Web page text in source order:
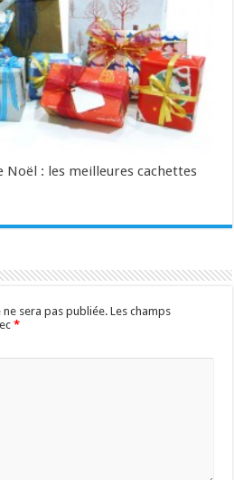
Noël : les meilleures cachettes
sera pas publiée. Les champs
*